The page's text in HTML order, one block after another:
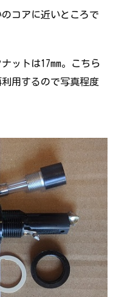
コアに近いところで
ットは17mm。こちら
用するので写真程度